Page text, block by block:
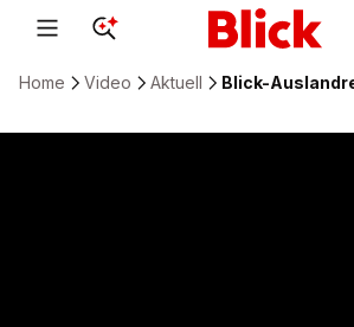
Home Video Aktuell Blick-